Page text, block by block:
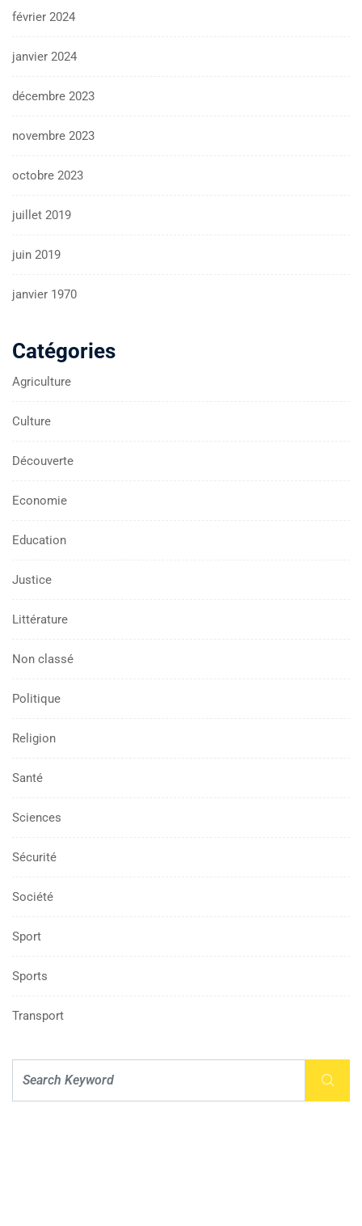
février 2024
janvier 2024
décembre 2023
novembre 2023
octobre 2023
juillet 2019
juin 2019
janvier 1970
Catégories
Agriculture
Culture
Découverte
Economie
Education
Justice
Littérature
Non classé
Politique
Religion
Santé
Sciences
Sécurité
Société
Sport
Sports
Transport